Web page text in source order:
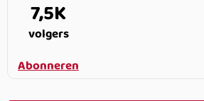
7,5K
volgers
Abonneren